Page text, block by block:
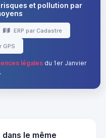
et pollution par
ERP par Cadastre
GPS
légalesdu 1er Janvier
le même